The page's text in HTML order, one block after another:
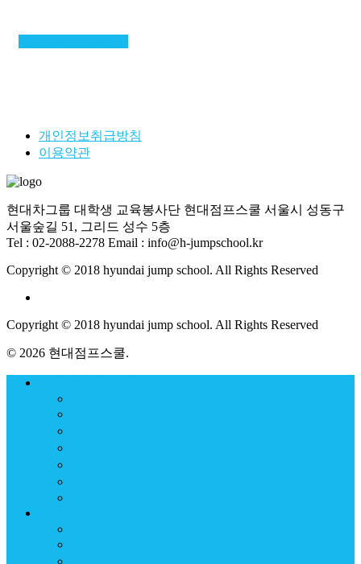
개인정보취급방침
이용약관
현대차그룹 대학생 교육봉사단 현대점프스쿨 서울시 성동구
서울숲길 51, 그리드 성수 5층
Tel : 02-2088-2278 Email : info@h-jumpschool.kr
Copyright © 2018 hyundai jump school. All Rights Reserved
Copyright © 2018 hyundai jump school. All Rights Reserved
© 2026 현대점프스쿨.